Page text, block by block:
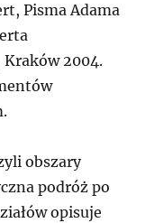
Pisma Adama
2004.
obszary
podróż po
opisuje